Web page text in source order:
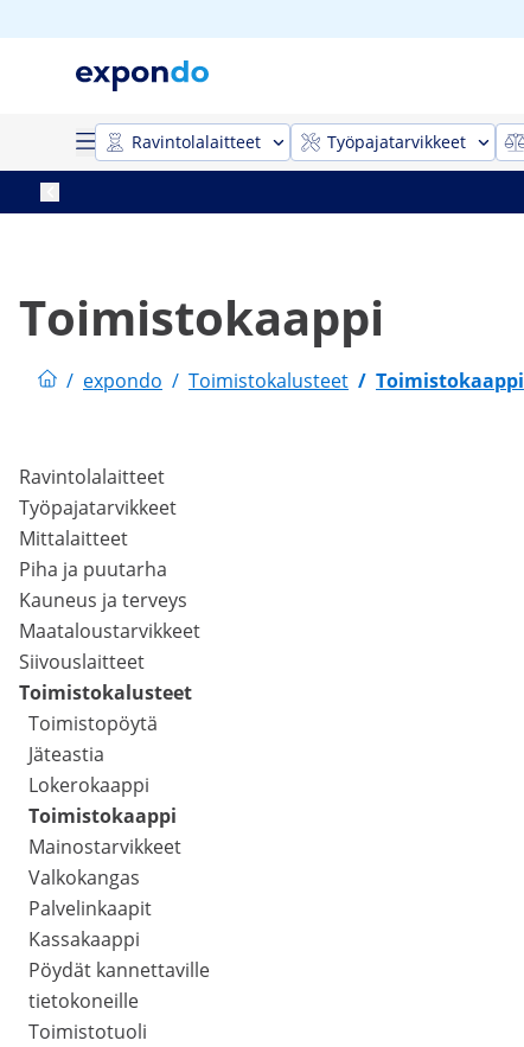
Ravintolalaitteet Työpajatarvikkeet
Toimistokaappi
/ expondo / Toimistokalusteet / Toimistokaappi
Ravintolalaitteet
Työpajatarvikkeet
Mittalaitteet
Piha ja puutarha
Kauneus ja terveys
Maataloustarvikkeet
Siivouslaitteet
Toimistokalusteet
Toimistopöytä
Jäteastia
Lokerokaappi
Toimistokaappi
Mainostarvikkeet
Valkokangas
Palvelinkaapit
Kassakaappi
Pöydät kannettaville
tietokoneille
Toimistotuoli